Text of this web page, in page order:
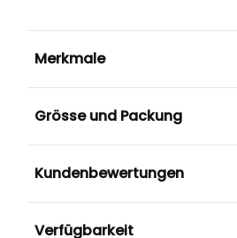
Merkmale
Grösse und Packung
Kundenbewertungen
Verfügbarkeit